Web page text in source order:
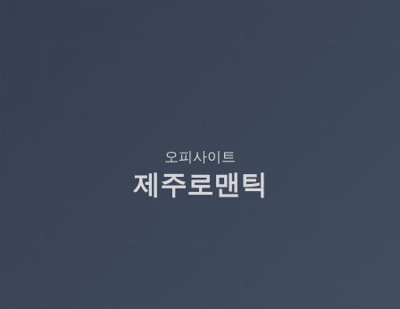
오피사이트
제주로맨틱